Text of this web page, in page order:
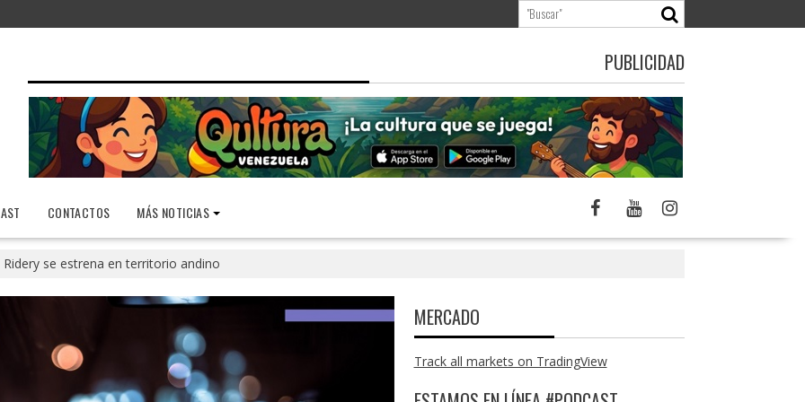
PUBLICIDAD
CONTACTOS MÁS NOTICIAS
Ridery se estrena en territorio andino
MERCADO
Track all markets on TradingView